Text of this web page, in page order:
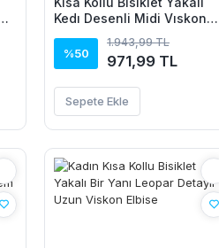
Kedı Desenli Midi Vıskon
%50
1.943,99 TL
971,99 TL
Sepete Ekle